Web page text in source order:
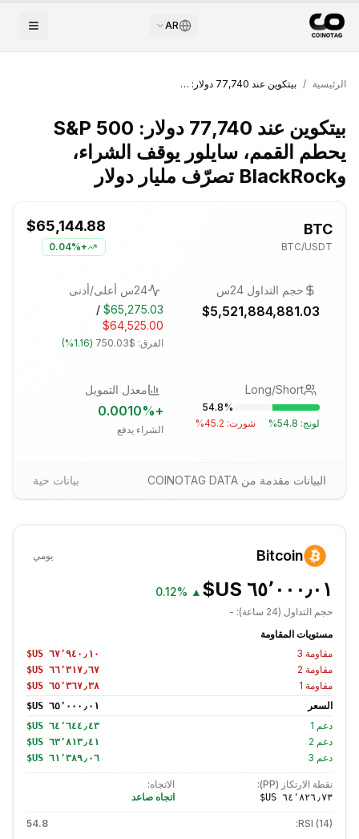
AR
الرئيسية / بيتكوين عند 77,740 دولار: S&P 500 يحطم القمم، سايلور يوقف الشراء، وBlackRock تصرّف مليار دولار
بيتكوين عند 77,740 دولار: S&P 500
يحطم القمم، سايلور يوقف الشراء،
وBlackRock تصرّف مليار دولار
BTC
BTC/USDT
$65,144.88
+
0.04%
حجم التداول 24س
$5,521,884,881.03
24س أعلى/أدنى
$65,275.03
/
$64,525.00
الفرق: $750.03
(
1.16%
)
Long/Short
54.8%
لونج: 54.8
% شورت: 45.2
%
معدل التمويل
+
0.0010%
الشراء يدفع
البيانات مقدمة من COINOTAG DATA بيانات حية
Bitcoin يومي
▲
0.12%
حجم التداول (24 ساعة):
-
مستويات المقاومة
مقاومة 3
مقاومة 2
مقاومة 1
السعر
دعم 1
دعم 2
دعم 3
نقطة الارتكاز (PP):
الاتجاه:
اتجاه صاعد
RSI (14):
54.8